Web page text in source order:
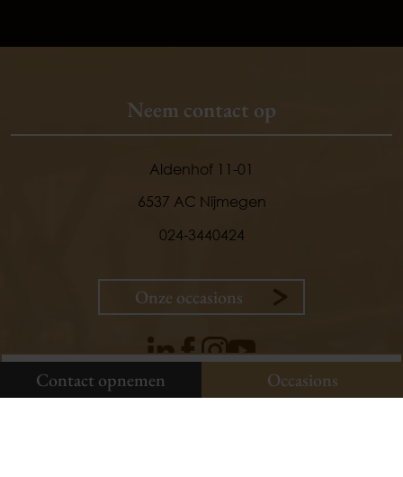
Contact opnemen
Neem contact op
Aldenhof 11-01
6537 AC Nijmegen
024-3440424
Onze occasions
Plan uw onderhoud
Contact opnemen Occasions
9,1
klantenvertellen
Plan uw onderhoud
Onze occasions